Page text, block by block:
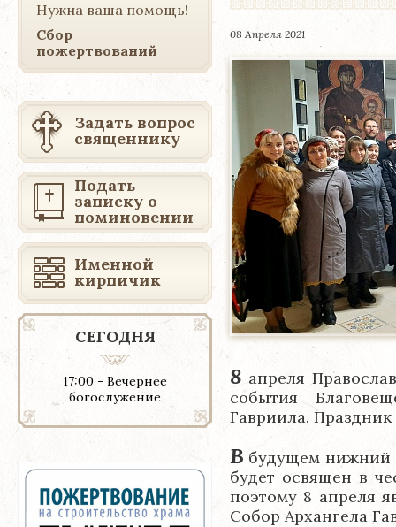
08 Апреля 2021
8 апреля
события
Гавриила.
В будущем нижний
будет освящен в
поэтому 8 апреля
Собор Архангела
Нужна ваша помощь!
Сбор
пожертвований
Задать вопрос
священнику
Подать
записку о
поминовении
Именной
кирпичик
СЕГОДНЯ
17:00 - Вечернее
богослужение